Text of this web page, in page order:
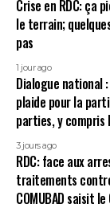
Crise en RDC: ça
le terrain;
pas
1 jour ago
Dialogue national
plaide pour la
parties, y compris
3 jours ago
RDC: face aux
traitements
COMUBAD saisit